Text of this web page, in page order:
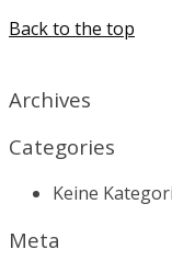
Back to the top
Archives
Categories
Keine
Meta